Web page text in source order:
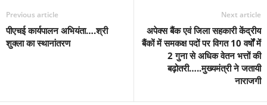
Previous article
पीएचई कार्यपालन अभियंता….श्री
शुक्ला का स्थानांतरण
Next article
अपेक्स बैंक एवं जिला सहकारी केंद्रीय
बैंकों में समकक्ष पदों पर विगत 10 वर्षों में
2 गुना से अधिक वेतन भत्तों की
बढ़ोतरी…..मुख्यमंत्री ने जतायी
नाराजगी